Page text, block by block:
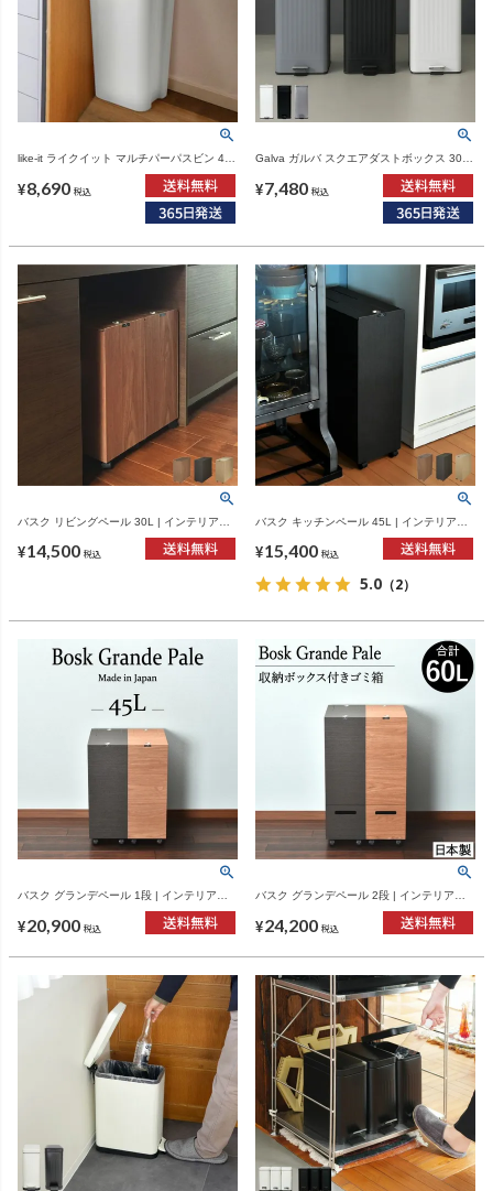
like-it ライクイット マルチパーパスビン 45L
木蓋セット | インテリア雑貨・ゴミ箱
¥8,690 税込
Galva ガルバ スクエアダストボックス 30L |
¥7,480 税込
バスク リビングペール 30L | インテリア雑
¥14,500 税込
バスク キッチンペール 45L | インテリア雑
¥15,400 税込
5.0 （2）
バスク グランデペール 1段 | インテリア雑
¥20,900 税込
バスク グランデペール 2段 | インテリア雑
¥24,200 税込